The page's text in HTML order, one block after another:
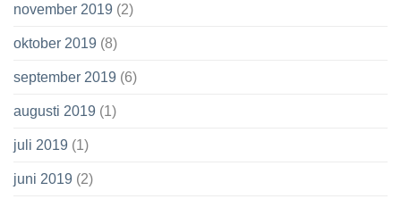
november 2019 (2)
oktober 2019 (8)
september 2019 (6)
augusti 2019 (1)
juli 2019 (1)
juni 2019 (2)